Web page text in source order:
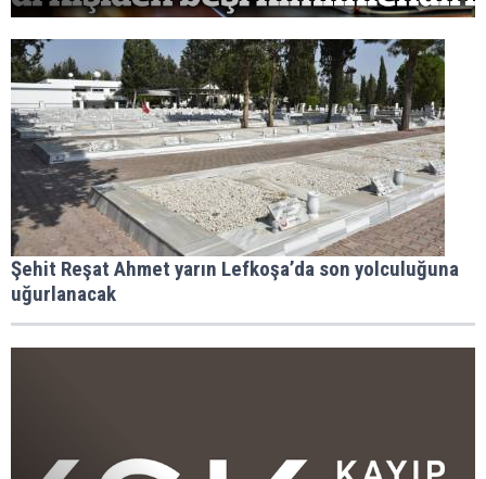
Şehit Reşat Ahmet yarın Lefkoşa’da son yolculuğuna
uğurlanacak